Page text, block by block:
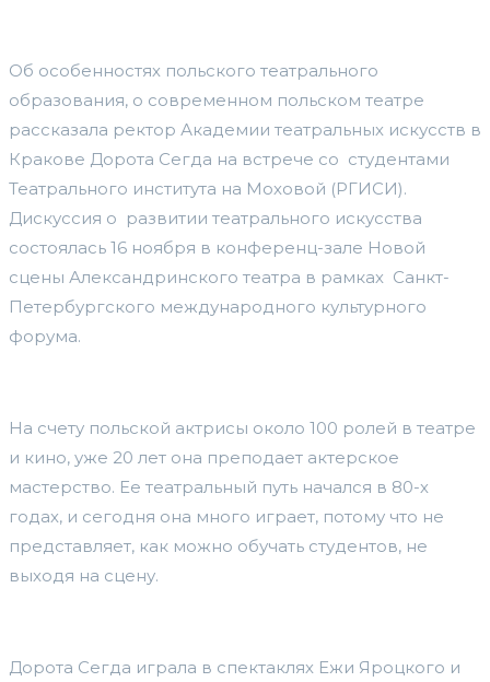
Об особенностях польского театрального
образования, о современном польском театре
рассказала ректор Академии театральных искусств в
Кракове Дорота Сегда на встрече со студентами
Театрального института на Моховой (РГИСИ).
Дискуссия о развитии театрального искусства
состоялась 16 ноября в конференц-зале Новой
сцены Александринского театра в рамках Санкт-
Петербургского международного культурного
форума.
На счету польской актрисы около 100 ролей в театре
и кино, уже 20 лет она преподает актерское
мастерство. Ее театральный путь начался в 80-х
годах, и сегодня она много играет, потому что не
представляет, как можно обучать студентов, не
выходя на сцену.
Дорота Сегда играла в спектаклях Ежи Яроцкого и